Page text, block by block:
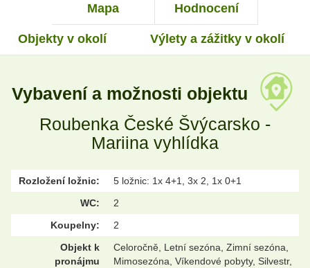
Mapa Hodnocení
Objekty v okolí Výlety a zážitky v okolí
Vybavení a možnosti objektu
Roubenka České Švýcarsko -
Mariina vyhlídka
Rozložení ložnic:
5 ložnic: 1x 4+1, 3x 2, 1x 0+1
WC:
2
Koupelny:
2
Objekt k
pronájmu
Celoročně, Letní sezóna, Zimní sezóna,
Mimosezóna, Víkendové pobyty, Silvestr,